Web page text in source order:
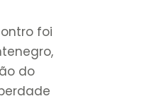
foi
do